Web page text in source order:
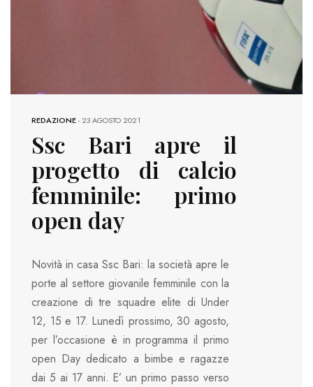
REDAZIONE-23 AGOSTO 2021
Ssc Bari apre il
progetto di calcio
femminile: primo
open day
Novità in casa Ssc Bari: la società apre le
porte al settore giovanile femminile con la
creazione di tre squadre elite di Under
12, 15 e 17. Lunedì prossimo, 30 agosto,
per l’occasione è in programma il primo
open Day dedicato a bimbe e ragazze
dai 5 ai 17 anni. E’ un primo passo verso